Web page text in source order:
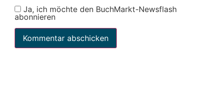
Ja, ich möchte den BuchMarkt-Newsflash
abonnieren